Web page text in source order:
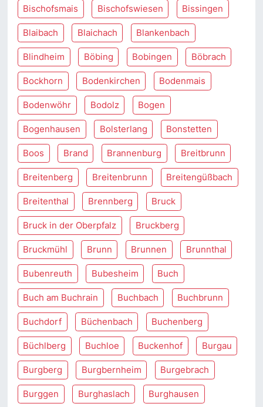
Bischofsmais Bischofswiesen Bissingen
Blaibach Blaichach Blankenbach
Blindheim Böbing Bobingen Böbrach
Bockhorn Bodenkirchen Bodenmais
Bodenwöhr Bodolz Bogen
Bogenhausen Bolsterlang Bonstetten
Boos Brand Brannenburg Breitbrunn
Breitenberg Breitenbrunn Breitengüßbach
Breitenthal Brennberg Bruck
Bruck in der Oberpfalz Bruckberg
Bruckmühl Brunn Brunnen Brunnthal
Bubenreuth Bubesheim Buch
Buch am Buchrain Buchbach Buchbrunn
Buchdorf Büchenbach Buchenberg
Büchlberg Buchloe Buckenhof Burgau
Burgberg Burgbernheim Burgebrach
Burggen Burghaslach Burghausen